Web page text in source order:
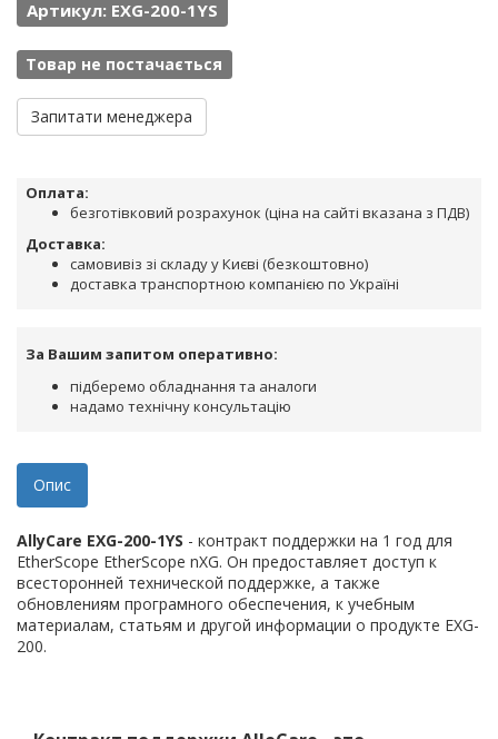
Артикул: EXG-200-1YS
Товар не постачається
Запитати менеджера
Оплата:
безготівковий розрахунок (ціна на сайті вказана з ПДВ)
Доставка:
самовивіз зі складу у Києві (безкоштовно)
доставка транспортною компанією по Україні
За Вашим запитом оперативно:
підберемо обладнання та аналоги
надамо технічну консультацію
Опис
AllyCare EXG-200-1YS - контракт поддержки на 1 год для
EtherScope EtherScope nXG. Он предоставляет доступ к
всесторонней технической поддержке, а также
обновлениям програмного обеспечения, к учебным
материалам, статьям и другой информации о продукте EXG-
200.